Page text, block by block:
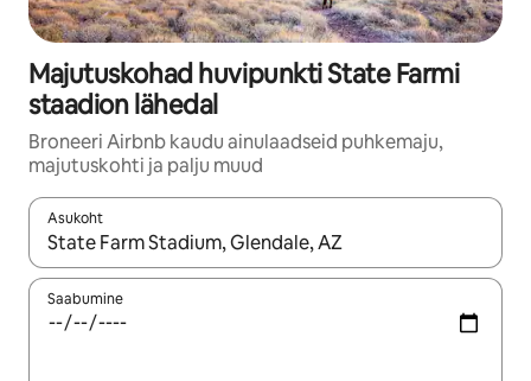
Majutuskohad huvipunkti State Farmi
staadion lähedal
Broneeri Airbnb kaudu ainulaadseid puhkemaju,
majutuskohti ja palju muud
Asukoht
Kui tulemused on kuvatud, liigu ekraanil nooleklahvidega või
Saabumine